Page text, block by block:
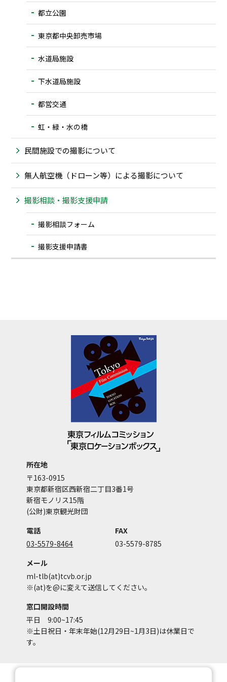
都立公園
東京都中央卸売市場
水道局施設
下水道局施設
都営交通
虹・緑・水の橋
民間施設での撮影について
無人航空機（ドローン等）による撮影について
撮影相談・撮影支援申請
撮影相談フォーム
撮影支援申請書
所在地
〒163-0915
東京都新宿区西新宿二丁目3番1号
新宿モノリス15階
(公財)東京観光財団
電話
03-5579-8464
FAX
03-5579-8785
メール
ml-tlb(at)tcvb.or.jp
※(at)を@に変えて送信してください。
窓口開設時間
平日 9:00~17:45
※土日祝日・年末年始(12月29日~1月3日)は休業日で
す。